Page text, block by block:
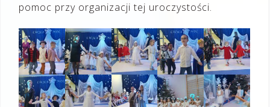
pomoc przy organizacji tej uroczystości.